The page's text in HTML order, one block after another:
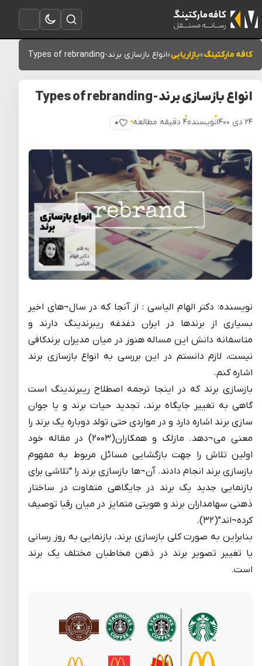
باز کردن منو
تغییر به حالت تاریک
باز کردن جستجو
کافه مارکتینگ»بازاریابی»انواع بازسازی برند-Types of rebranding
انواع بازسازی برند-Types of rebranding
۲۴ دی ۱۴۰۰ نویسنده۴ دقیقه مطالعه ۰
پسندیدن
نویسنده: دکتر الهام الیاسی : از آنجا که در سال¬های اخیر
بسیاری از برندها در ایران دغدغه ریبرندینگ دارند و
متاسفانه دانش این مساله هنوز در میان مدیران برندکافی
نیست، لازم دانستم در این بررسی به انواع بازسازی برند
اشاره کنم.
بازسازی برند که در اینجا ترجمه اصطلاح ریبرندینگ است
گاهی به تغییر جایگاه برند، تجدید حیات برند و یا جوان
سازی برند اشاره دارد و در مواردی حتی تولد دوباره یک برند را
معنی می¬دهد. مازلک و همکاران(۲۰۰۳) در مقاله خود
اولین تلاش را جهت بازگشایی مسائل مربوط به مفهوم
بازسازی برند انجام دادند. آن¬ها بازسازی برند را “تلاشی برای
بازنمایی جدید یک برند در جایگاهی متفاوت در ساختار
ذهنی سهامداران برند و هویتی متمایز در میان رقبا توصیف
کرده¬اند”(۳۲).
بنابراین به صورت کلی بازسازی برند، بازنمایی به روز رسانی
یا تغییر تصویر برند در ذهن مخاطبان مختلف یک برند
است.